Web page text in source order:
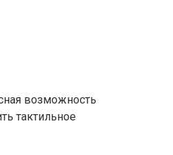
возможность
тактильное